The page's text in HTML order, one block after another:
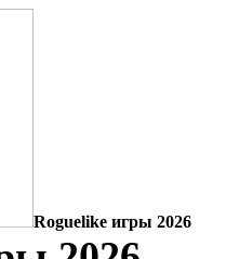
Roguelike игры 2026